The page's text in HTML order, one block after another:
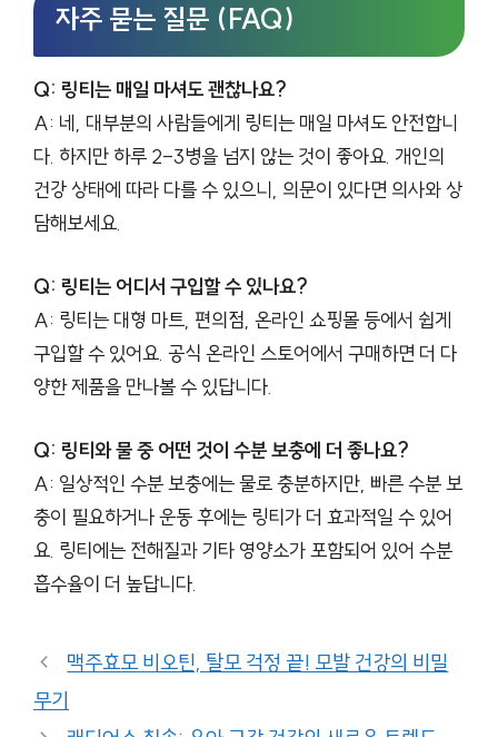
자주 묻는 질문 (FAQ)
Q: 링티는 매일 마셔도 괜찮나요?
A: 네, 대부분의 사람들에게 링티는 매일 마셔도 안전합니
다. 하지만 하루 2-3병을 넘지 않는 것이 좋아요. 개인의
건강 상태에 따라 다를 수 있으니, 의문이 있다면 의사와 상
담해보세요.
Q: 링티는 어디서 구입할 수 있나요?
A: 링티는 대형 마트, 편의점, 온라인 쇼핑몰 등에서 쉽게
구입할 수 있어요. 공식 온라인 스토어에서 구매하면 더 다
양한 제품을 만나볼 수 있답니다.
Q: 링티와 물 중 어떤 것이 수분 보충에 더 좋나요?
A: 일상적인 수분 보충에는 물로 충분하지만, 빠른 수분 보
충이 필요하거나 운동 후에는 링티가 더 효과적일 수 있어
요. 링티에는 전해질과 기타 영양소가 포함되어 있어 수분
흡수율이 더 높답니다.
맥주효모 비오틴, 탈모 걱정 끝! 모발 건강의 비밀
무기